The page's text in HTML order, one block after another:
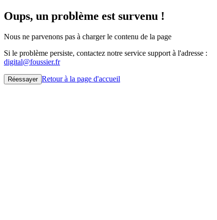
Oups, un problème est survenu !
Nous ne parvenons pas à charger le contenu de la page
Si le problème persiste, contactez notre service support à l'adresse :
digital@foussier.fr
Réessayer Retour à la page d'accueil